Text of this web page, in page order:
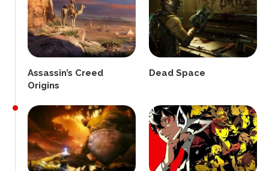
Assassin’s Creed
Origins
Dead Space